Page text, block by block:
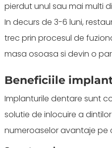
pierdut unul sau mai multi
In decurs de 3-6 luni,
trec prin procesul de
masa osoasa si devin o
Beneficiile
Implanturile dentare sunt
solutie de inlocuire a
numeroaselor avantaje pe